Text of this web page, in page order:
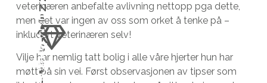
veterinæren anbefalte avlivning nettopp pga dette,
men det var ingen av oss som orket å tenke på –
inkludert veterinæren selv!
Vilje har nemlig tatt bolig i alle våre hjerter hun har
møtt på sin vei. Først observasjonen av tipser som
F
k
u
n
n
e
l
e
n
t
i
l
å
N
S
A
T
S
V
B
L
I
M
Å
N
E
S
o
m
f